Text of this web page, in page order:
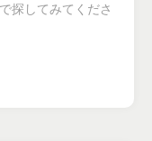
探してみてくださ